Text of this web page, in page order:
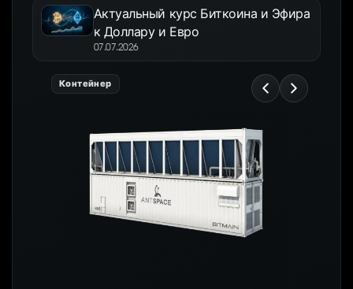
Актуальный курс Биткоина и Эфира
к Доллару и Евро
07.07.2026
Контейнер